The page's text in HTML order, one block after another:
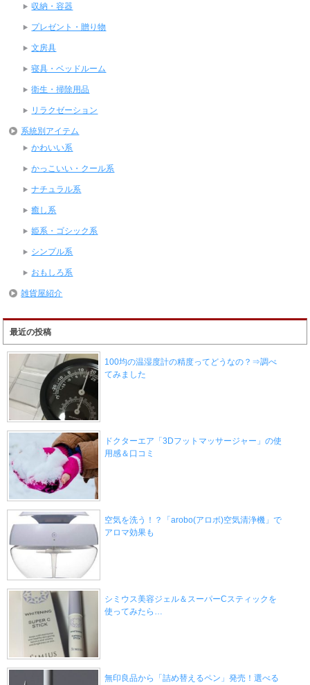
収納・容器
プレゼント・贈り物
文房具
寝具・ベッドルーム
衛生・掃除用品
リラクゼーション
系統別アイテム
かわいい系
かっこいい・クール系
ナチュラル系
癒し系
姫系・ゴシック系
シンプル系
おもしろ系
雑貨屋紹介
最近の投稿
100均の温湿度計の精度ってどうなの？⇒調べ
てみました
ドクターエア「3Dフットマッサージャー」の使
用感＆口コミ
空気を洗う！？「arobo(アロボ)空気清浄機」で
アロマ効果も
シミウス美容ジェル＆スーパーCスティックを
使ってみたら…
無印良品から「詰め替えるペン」発売！選べる